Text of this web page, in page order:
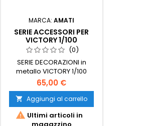
MARCA:AMATI
SERIE ACCESSORI PER
VICTORY 1/100
(0)
SERIE DECORAZIONI in
metallo VICTORY 1/100
65,00 €
 Aggiungi al carrello
 Ultimi articoli in
magazzino